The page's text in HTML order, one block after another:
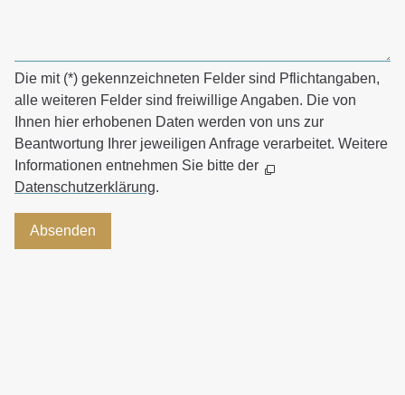
Die mit (*) gekennzeichneten Felder sind Pflichtangaben,
alle weiteren Felder sind freiwillige Angaben. Die von
Ihnen hier erhobenen Daten werden von uns zur
Beantwortung Ihrer jeweiligen Anfrage verarbeitet. Weitere
Informationen entnehmen Sie bitte der
Datenschutzerklärung.
Absenden